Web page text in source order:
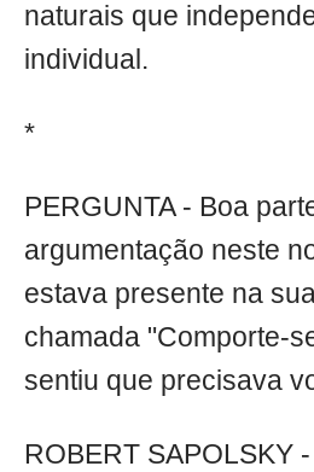
naturais que
individual.
*
PERGUNTA - Boa
argumentação neste
estava presente na
chamada "Comporte-
sentiu que precisava
ROBERT SAPOLSKY